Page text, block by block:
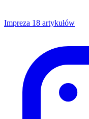
Impreza 18 artykułów